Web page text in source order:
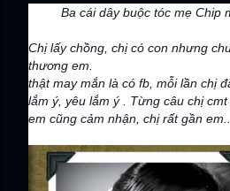
Ba cái dây buộc tóc mẹ Chip
Chị lấy chồng, chị có con nhưng
thương em.
thật may mắn là có fb, mỗi lần chị
lắm ý, yêu lắm ý . Từng câu chị
em cũng cảm nhận, chị rất gần